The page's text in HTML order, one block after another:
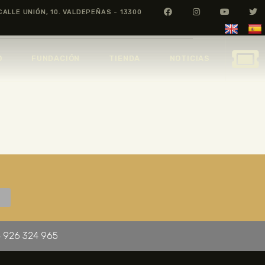
UNIÓN, 10. VALDEPEÑAS - 13300
926 324 965